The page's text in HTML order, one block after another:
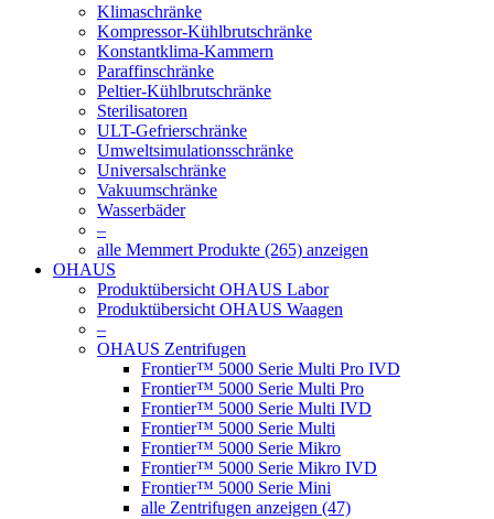
Klimaschränke
Kompressor-Kühlbrutschränke
Konstantklima-Kammern
Paraffinschränke
Peltier-Kühlbrutschränke
Sterilisatoren
ULT-Gefrierschränke
Umweltsimulationsschränke
Universalschränke
Vakuumschränke
Wasserbäder
–
alle Memmert Produkte (265) anzeigen
OHAUS
Produktübersicht OHAUS Labor
Produktübersicht OHAUS Waagen
–
OHAUS Zentrifugen
Frontier™ 5000 Serie Multi Pro IVD
Frontier™ 5000 Serie Multi Pro
Frontier™ 5000 Serie Multi IVD
Frontier™ 5000 Serie Multi
Frontier™ 5000 Serie Mikro
Frontier™ 5000 Serie Mikro IVD
Frontier™ 5000 Serie Mini
alle Zentrifugen anzeigen (47)